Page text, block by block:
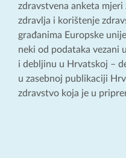
zdravstvena anketa
zdravlja i korištenje
građanima Europske
neki od podataka vezani
i debljinu u Hrvatskoj –
u zasebnoj publikaciji
zdravstvo koja je u